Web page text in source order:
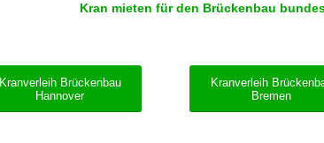
Kran mieten für den Brückenbau
Kranverleih Brückenbau
Hannover
Kranverleih
Bremen